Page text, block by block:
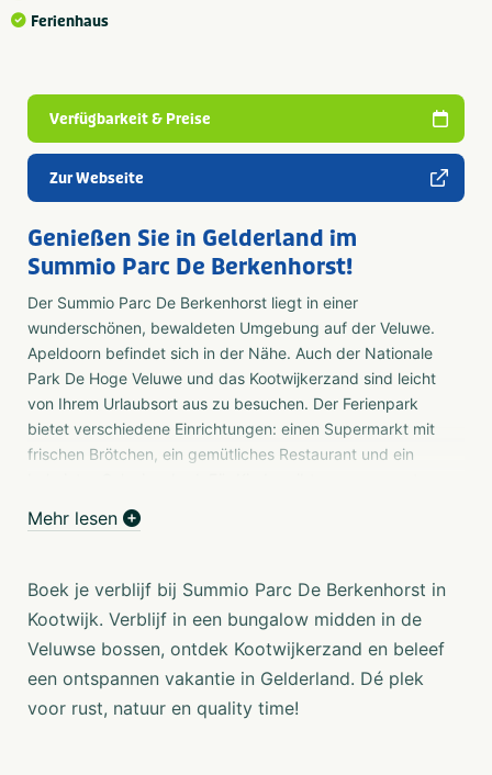
Ferienhaus
Verfügbarkeit & Preise
Zur Webseite
Genießen Sie in Gelderland im
Summio Parc De Berkenhorst!
Der Summio Parc De Berkenhorst liegt in einer
wunderschönen, bewaldeten Umgebung auf der Veluwe.
Apeldoorn befindet sich in der Nähe. Auch der Nationale
Park De Hoge Veluwe und das Kootwijkerzand sind leicht
von Ihrem Urlaubsort aus zu besuchen. Der Ferienpark
bietet verschiedene Einrichtungen: einen Supermarkt mit
frischen Brötchen, ein gemütliches Restaurant und ein
Minigolfplatz.
Übernachten Sie in einem gemütlichen
Zweipersonenbungalow, buchen Sie eine Luxusvariante
mit eigener Sauna oder machen Sie ein
Familienwochenende daraus. Im De Berkenhorst ist alles
möglich. Lust auf Natur? Vom Park aus können Sie direkt
zur Sanddüne gehen. Auch auf der Terrasse Ihres
Mehr lesen
Boek je verblijf bij Summio Parc De Berkenhorst in
Kootwijk. Verblijf in een bungalow midden in de
Veluwse bossen, ontdek Kootwijkerzand en beleef
een ontspannen vakantie in Gelderland. Dé plek
voor rust, natuur en quality time!